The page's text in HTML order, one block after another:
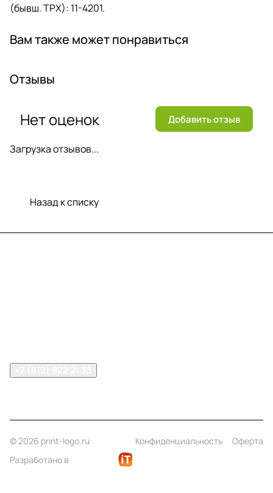
(бывш. TPX): 11-4201.
Вам также может понравиться
Отзывы
Загрузка отзывов...
Нет оценок Добавить отзыв
Назад к списку
© 2026 print-logo.ru Конфиденциальность
Оферта
Разработано в